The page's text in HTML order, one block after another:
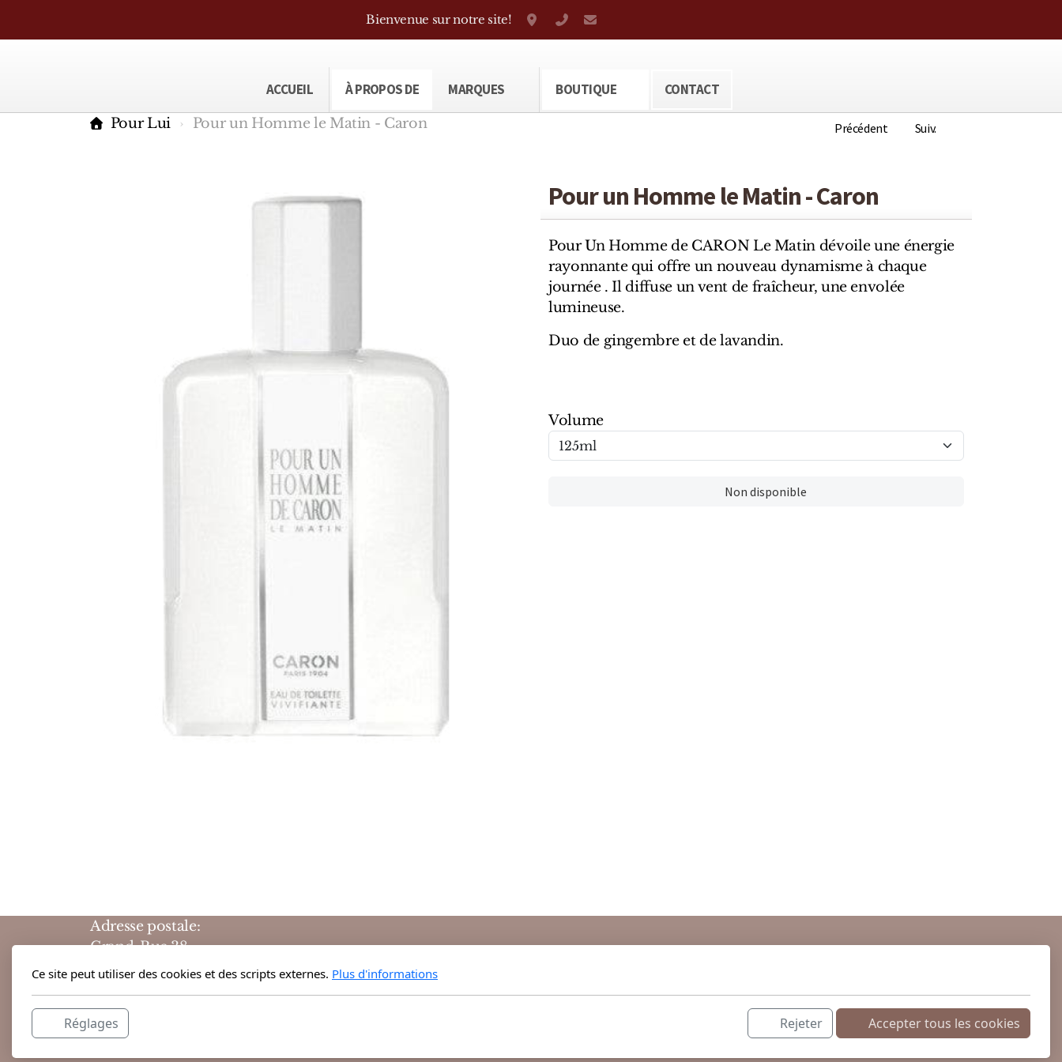
Bienvenue sur notre site! Grand-Rue 38, Genève
+41 22 310 38 75
ACCUEIL À PROPOS DE MARQUES BOUTIQUE CONTACT
Précédent Suiv.
Pour Lui Pour un Homme le Matin - Caron
Pour un Homme le Matin - Caron
Pour Un Homme de CARON Le Matin dévoile une énergie
rayonnante qui offre un nouveau dynamisme à chaque
journée . Il diffuse un vent de fraîcheur, une envolée
lumineuse.
Duo de gingembre et de lavandin.
Volume
Non disponible
Adresse postale:
Grand-Rue 38
1204 Genève
Horaires d'ouvertures :
Ce site peut utiliser des cookies et des scripts externes. Plus d'informations
Réglages Rejeter Accepter tous les cookies